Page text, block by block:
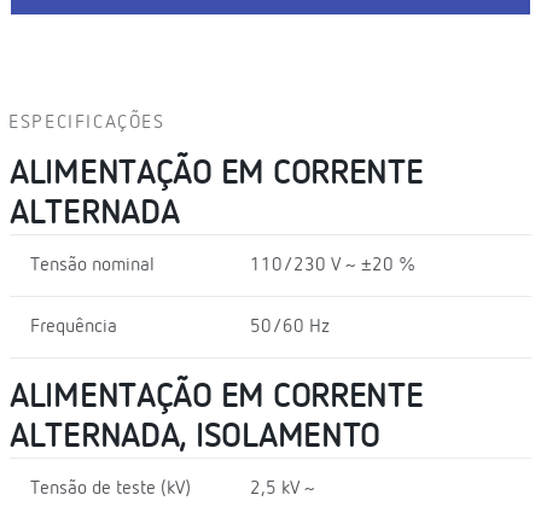
ESPECIFICAÇÕES
ALIMENTAÇÃO EM CORRENTE
ALTERNADA
Tensão nominal 110/230 V ~ ±20 %
Frequência 50/60 Hz
ALIMENTAÇÃO EM CORRENTE
ALTERNADA, ISOLAMENTO
Tensão de teste (kV) 2,5 kV ~